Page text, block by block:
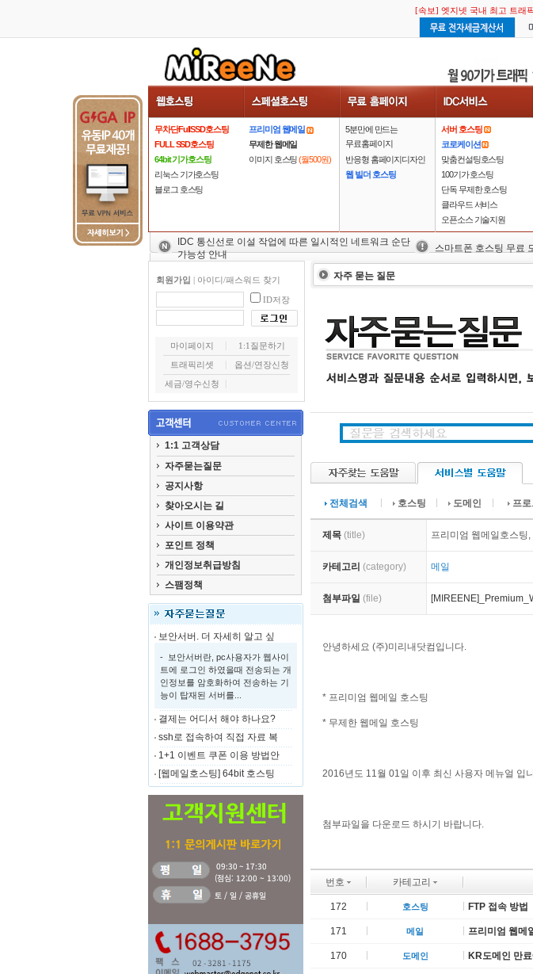
[속보] 엣지넷 국내 최고 트래
[속보] 엣지넷 국내 최고 트래
무차단FullSSD호스팅
FULL SSD호스팅
64bit 기가호스팅
리눅스 기가호스팅
블로그 호스팅
프리미엄 웹메일
무제한 웹메일
이미지 호스팅(월500원)
5분만에 만드는
무료홈페이지
반응형 홈페이지디자인
웹 빌더 호스팅
서버 호스팅
코로케이션
맞춤컨설팅호스팅
100기가 호스팅
단독 무제한 호스팅
클라우드 서비스
오픈소스 기술지원
IDC 통신선로 이설 작업에 따른 일시적인 네트워크 순단
가능성 안내
스마트폰 호스팅 무료
회원가입 | 아이디/패스워드 찾기
ID저장
마이페이지
1:1질문하기
트래픽리셋
옵션/연장신청
세금/영수신청
1:1 고객상담
자주묻는질문
공지사항
찾아오시는 길
사이트 이용약관
포인트 정책
개인정보취급방침
스팸정책
보안서버. 더 자세히 알고 싶
- 보안서버란, pc사용자가 웹사이
트에 로그인 하였을때 전송되는 개
인정보를 암호화하여 전송하는 기
능이 탑재된 서버를...
결제는 어디서 해야 하나요?
ssh로 접속하여 직접 자료 복
1+1 이벤트 쿠폰 이용 방법안
[웹메일호스팅] 64bit 호스팅
자주 묻는 질문
전체검색 호스팅 도메인 프로
제목 (title) 프리미엄 웹메일호스팅
카테고리 (category) 메일
첨부파일 (file)
안녕하세요 (주)미리내닷컴입니다.
* 프리미엄 웹메일 호스팅
* 무제한 웹메일 호스팅
2016년도 11월 01일 이후 최신 사용자 메뉴얼 입
첨부파일을 다운로드 하시기 바랍니다.
번호 카테고리
172 호스팅 FTP 접속 방법
171 메일 프리미엄 웹메
170 도메인 KR도메인 만